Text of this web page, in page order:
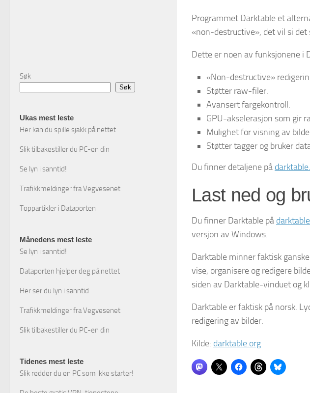
Programmet Darktable et
«non-destructive», det vil si
Dette er noen av funksjonene i
«Non-destructive»
Støtter raw-filer.
Avansert fargekontroll.
GPU-akselerasjon som gir
Mulighet for visning av
Støtter tagger og bruker
Du finner detaljene på
Last ned og
Du finner Darktable på
versjon av Windows.
Darktable minner faktisk
vise, organisere og redigere
siden av Darktable-vinduet og
Darktable er faktisk på norsk.
redigering av bilder.
Kilde: darktable.org
Søk
Søk
Ukas mest leste
Her kan du spille sjakk på nettet
Slik tilbakestiller du PC-en din
Se lyn i sanntid!
Trafikkmeldinger fra Vegvesenet
Toppartikler i Dataporten
Månedens mest leste
Se lyn i sanntid!
Dataporten hjelper deg på nettet
Her ser du lyn i sanntid
Trafikkmeldinger fra Vegvesenet
Slik tilbakestiller du PC-en din
Tidenes mest leste
Slik redder du en PC som ikke starter!